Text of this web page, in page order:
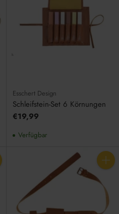
Esschert Design
Schleifstein-Set 6 Körnungen
€19,99
Verfügbar
Anzahl